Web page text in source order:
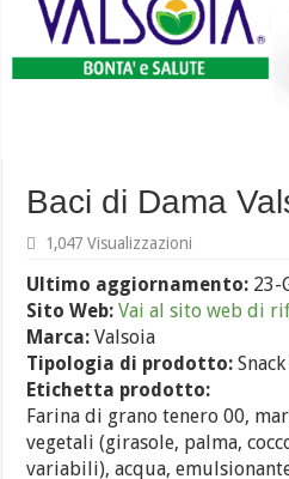
Baci di Dama
1,047 Visualizzazioni
Ultimo aggiornamento: 23-
Sito Web: Vai al sito web di
Marca: Valsoia
Tipologia di prodotto:
Etichetta prodotto:
Farina di grano tenero 00,
vegetali (girasole, palma,
variabili), acqua,